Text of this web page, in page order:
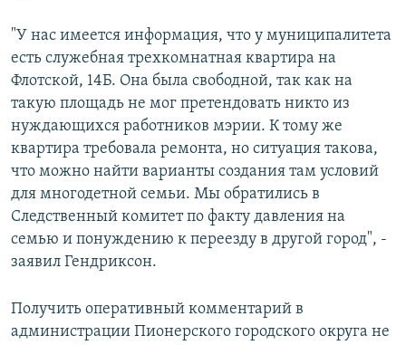
"У нас имеется информация, что у муниципалитета
есть служебная трехкомнатная квартира на
Флотской, 14Б. Она была свободной, так как на
такую площадь не мог претендовать никто из
нуждающихся работников мэрии. К тому же
квартира требовала ремонта, но ситуация такова,
что можно найти варианты создания там условий
для многодетной семьи. Мы обратились в
Следственный комитет по факту давления на
семью и понуждению к переезду в другой город", -
заявил Гендриксон.
Получить оперативный комментарий в
администрации Пионерского городского округа не